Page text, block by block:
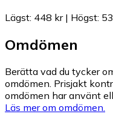
Lägst: 448 kr| Högst:
Omdömen
Berätta vad du tycker
omdömen. Prisjakt
omdömen har använt
Läs mer om omdömen.